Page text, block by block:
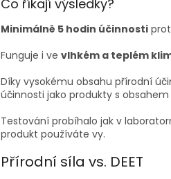
Co říkají výsledky?
Minimálně 5 hodin účinnosti
Funguje i ve vlhkém a teplém
Díky vysokému obsahu přírodní
účinnosti jako produkty s obsahem
Testování probíhalo jak v
produkt používáte vy.
Přírodní síla vs. DEET